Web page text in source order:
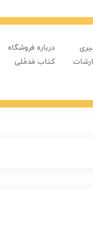
درباره فروشگاه
کتاب مَدمُلی